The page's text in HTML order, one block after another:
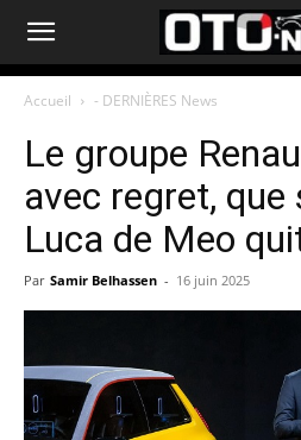
Accueil - DERNIÈRES News
Le groupe
avec regret, que
Luca de Meo
Par Samir Belhassen - 16 juin 2025